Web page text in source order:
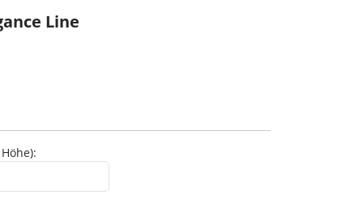
Line